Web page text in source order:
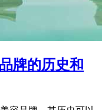
牌的历史和